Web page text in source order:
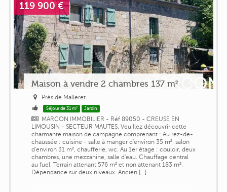
119 900 €
Maison à vendre 2 chambres 137 m²
Près de Malleret
Séjour de 31 m² Jardin
MARCON IMMOBILIER - Réf 89050 - CREUSE EN
LIMOUSIN - SECTEUR MAUTES. Veuillez découvrir cette
charmante maison de campagne comprenant : Au rez-de-
chaussée : cuisine - salle à manger d'environ 35 m², salon
d'environ 31 m², chaufferie, wc. Au 1er étage : couloir, deux
chambres, une mezzanine, salle d'eau. Chauffage central
au fuel. Terrain attenant 576 m² et non attenant 183 m².
Dépendance sur deux niveaux. Ancien [...]